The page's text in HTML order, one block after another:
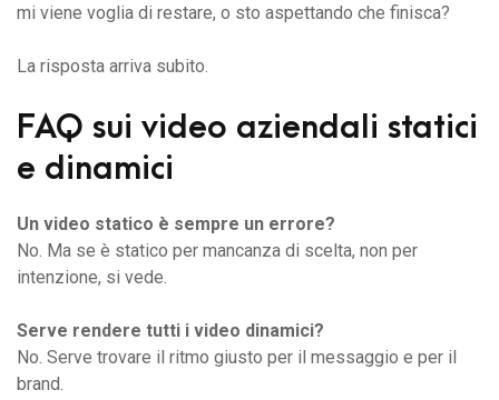
mi viene voglia di restare, o sto aspettando che finisca?
La risposta arriva subito.
FAQ sui video aziendali statici
e dinamici
Un video statico è sempre un errore?
No. Ma se è statico per mancanza di scelta, non per
intenzione, si vede.
Serve rendere tutti i video dinamici?
No. Serve trovare il ritmo giusto per il messaggio e per il
brand.